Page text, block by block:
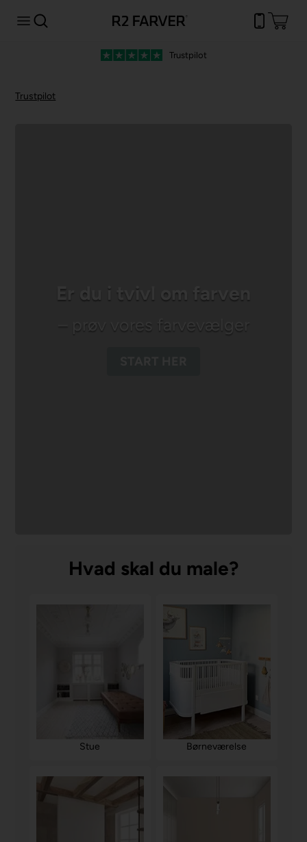
Trustpilot
Trustpilot
Er du i tvivl om farven
– prøv vores farvevælger
Hvad skal du male?
Stue Børneværelse